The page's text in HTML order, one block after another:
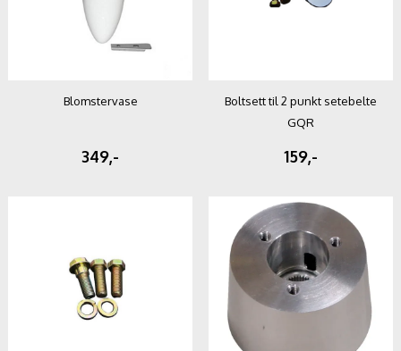
Blomstervase
349,-
Boltsett til 2 punkt setebelte
GQR
159,-